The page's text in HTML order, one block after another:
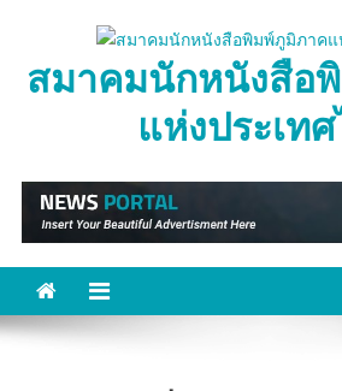
contentสมาคมนักหนังสือ
แห่งประเท